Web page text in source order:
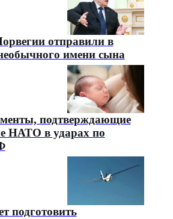
отправили в
имени сына
подтверждающие
НАТО в ударах по
подготовить